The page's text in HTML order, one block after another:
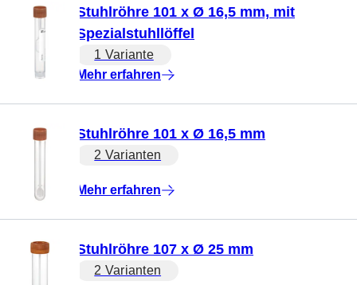
Stuhlröhre 101 x Ø 16,5 mm, mit
Spezialstuhllöffel
1 Variante
Mehr erfahren
Stuhlröhre 101 x Ø 16,5 mm
2 Varianten
Mehr erfahren
Stuhlröhre 107 x Ø 25 mm
2 Varianten